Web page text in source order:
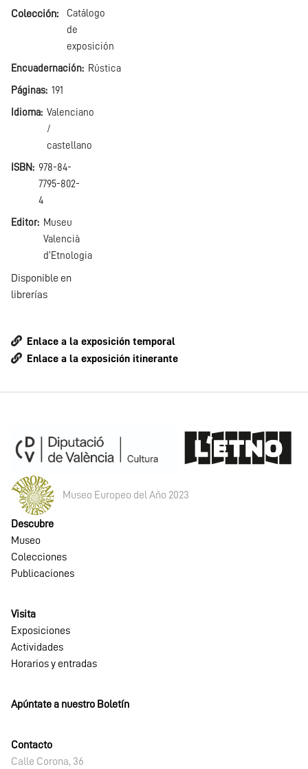
Colección
Catálogo
de
exposición
Encuadernación Rústica
Páginas 191
Idioma Valenciano
/
castellano
ISBN
978-84-
7795-802-
4
Editor
Museu
Valencià
d'Etnologia
Disponible en
librerías
Enlace a la exposición temporal
Enlace a la exposición itinerante
Museo Europeo del Año 2023
Descubre
Museo
Colecciones
Publicaciones
Visita
Exposiciones
Actividades
Horarios y entradas
Apúntate a nuestro Boletín
Contacto
Calle Corona, 36